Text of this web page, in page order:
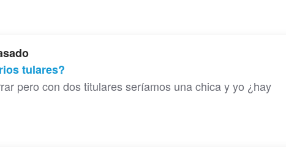
tulares?
pero con dos titulares seríamos una chica y yo ¿hay